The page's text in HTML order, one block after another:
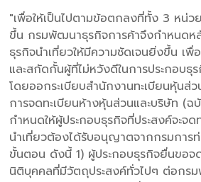
"เพื่อให้เป็นไปตามข้อตกลงที่ทั้ง 3 หน่
ขึ้น กรมพัฒนาธุรกิจการค้าจึงกำหนด
ธุรกิจนำเที่ยวให้มีความชัดเจนยิ่งขึ้น เ
และสกัดกั้นผู้ที่ไม่หวังดีในการประกอบธุ
โดยออกระเบียบสำนักงานทะเบียนหุ้นส่
การจดทะเบียนห้างหุ้นส่วนและบริษัท (ฉ
กำหนดให้ผู้ประกอบธุรกิจที่ประสงค์จะจ
นำเที่ยวต้องได้รับอนุญาตจากกรมการ
ขั้นตอน ดังนี้ 1) ผู้ประกอบธุรกิจยื่นขอจ
นิติบุคคลที่มีวัตถุประสงค์ทั่วไปๆ ต่อกร